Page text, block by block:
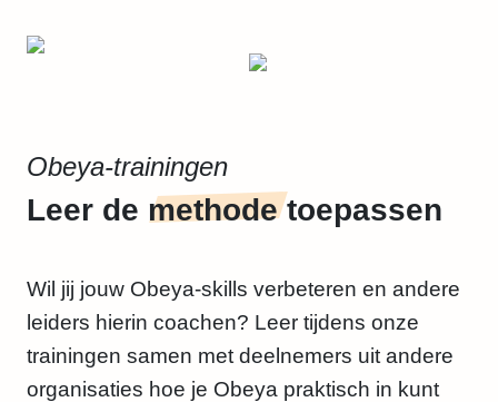
Obeya-trainingen
Leer de methodetoepassen
Wil jij jouw Obeya-skills verbeteren en andere
leiders hierin coachen? Leer tijdens onze
trainingen samen met deelnemers uit andere
organisaties hoe je Obeya praktisch in kunt